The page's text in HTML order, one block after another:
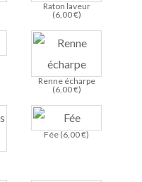
Raton laveur
(6,00€)
Renne écharpe
(6,00€)
Fée (6,00€)